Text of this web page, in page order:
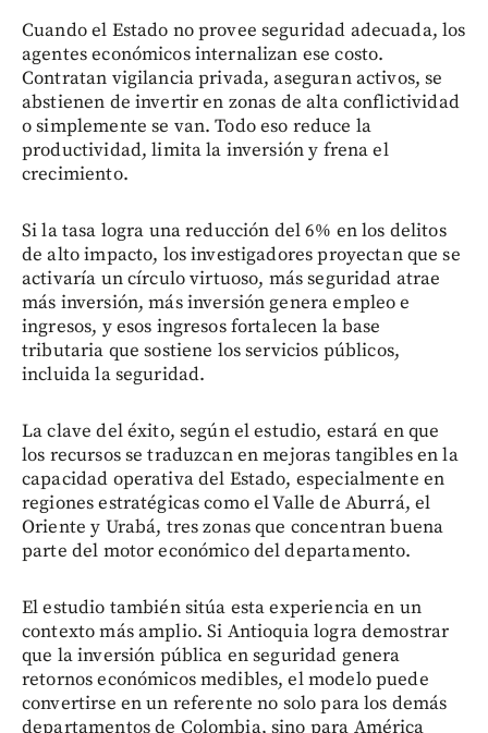
Cuando el Estado no provee seguridad adecuada, los
agentes económicos internalizan ese costo.
Contratan vigilancia privada, aseguran activos, se
abstienen de invertir en zonas de alta conflictividad
o simplemente se van. Todo eso reduce la
productividad, limita la inversión y frena el
crecimiento.
Si la tasa logra una reducción del 6% en los delitos
de alto impacto, los investigadores proyectan que se
activaría un círculo virtuoso, más seguridad atrae
más inversión, más inversión genera empleo e
ingresos, y esos ingresos fortalecen la base
tributaria que sostiene los servicios públicos,
incluida la seguridad.
La clave del éxito, según el estudio, estará en que
los recursos se traduzcan en mejoras tangibles en la
capacidad operativa del Estado, especialmente en
regiones estratégicas como el Valle de Aburrá, el
Oriente y Urabá, tres zonas que concentran buena
parte del motor económico del departamento.
El estudio también sitúa esta experiencia en un
contexto más amplio. Si Antioquia logra demostrar
que la inversión pública en seguridad genera
retornos económicos medibles, el modelo puede
convertirse en un referente no solo para los demás
departamentos de Colombia, sino para América